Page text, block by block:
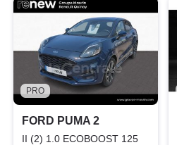
PRO
FORD PUMA 2
II (2) 1.0 ECOBOOST 125